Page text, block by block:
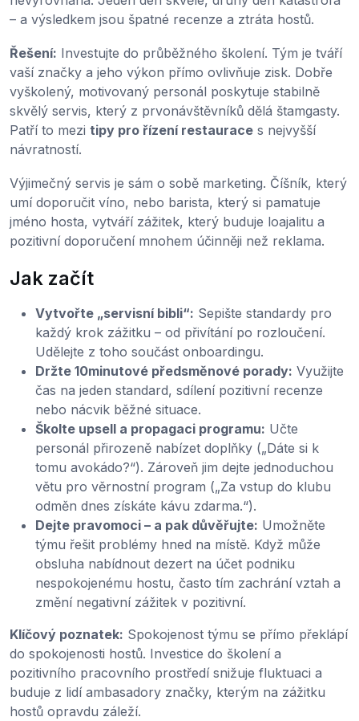
– a výsledkem jsou špatné recenze a ztráta hostů.
Řešení: Investujte do průběžného školení. Tým je tváří
vaší značky a jeho výkon přímo ovlivňuje zisk. Dobře
vyškolený, motivovaný personál poskytuje stabilně
skvělý servis, který z prvonávštěvníků dělá štamgasty.
Patří to mezi tipy pro řízení restaurace s nejvyšší
návratností.
Výjimečný servis je sám o sobě marketing. Číšník, který
umí doporučit víno, nebo barista, který si pamatuje
jméno hosta, vytváří zážitek, který buduje loajalitu a
pozitivní doporučení mnohem účinněji než reklama.
Jak začít
Vytvořte „servisní bibli“: Sepište standardy pro
každý krok zážitku – od přivítání po rozloučení.
Udělejte z toho součást onboardingu.
Držte 10minutové předsměnové porady: Využijte
čas na jeden standard, sdílení pozitivní recenze
nebo nácvik běžné situace.
Školte upsell a propagaci programu: Učte
personál přirozeně nabízet doplňky („Dáte si k
tomu avokádo?“). Zároveň jim dejte jednoduchou
větu pro věrnostní program („Za vstup do klubu
odměn dnes získáte kávu zdarma.“).
Dejte pravomoci – a pak důvěřujte: Umožněte
týmu řešit problémy hned na místě. Když může
obsluha nabídnout dezert na účet podniku
nespokojenému hostu, často tím zachrání vztah a
změní negativní zážitek v pozitivní.
Klíčový poznatek: Spokojenost týmu se přímo překlápí
do spokojenosti hostů. Investice do školení a
pozitivního pracovního prostředí snižuje fluktuaci a
buduje z lidí ambasadory značky, kterým na zážitku
hostů opravdu záleží.